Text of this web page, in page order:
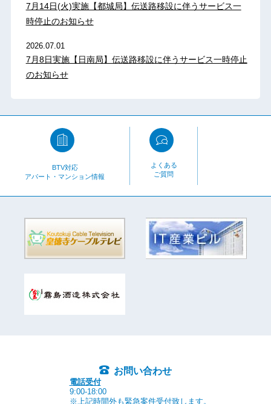
7月14日(火)実施【都城局】伝送路移設に伴うサービス一
時停止のお知らせ
2026.07.01
7月8日実施【日南局】伝送路移設に伴うサービス一時停止
のお知らせ
BTV対応
アパート・マンション情報
よくある
ご質問
お問い合わせ
電話受付
9:00-18:00
※上記時間外も緊急案件受付致します。